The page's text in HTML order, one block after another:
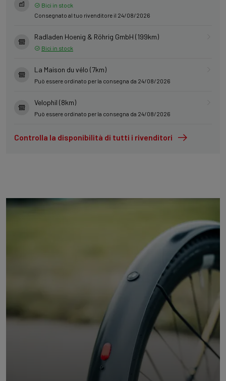
Bici in stock
Consegnato al tuo rivenditore il 24/08/2026
Radladen Hoenig & Röhrig GmbH (199km)
Bici in stock
La Maison du vélo (7km)
Può essere ordinato per la consegna da 24/08/2026
Velophil (8km)
Può essere ordinato per la consegna da 24/08/2026
Controlla la disponibilità di tutti i rivenditori